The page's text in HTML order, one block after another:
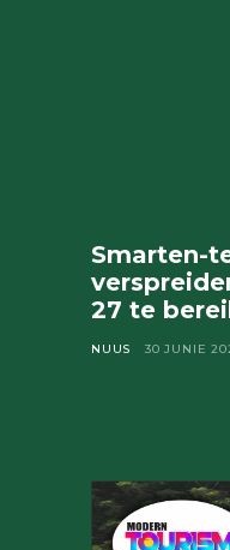
Smarten-
27 te
NUUS 30 JUNIE